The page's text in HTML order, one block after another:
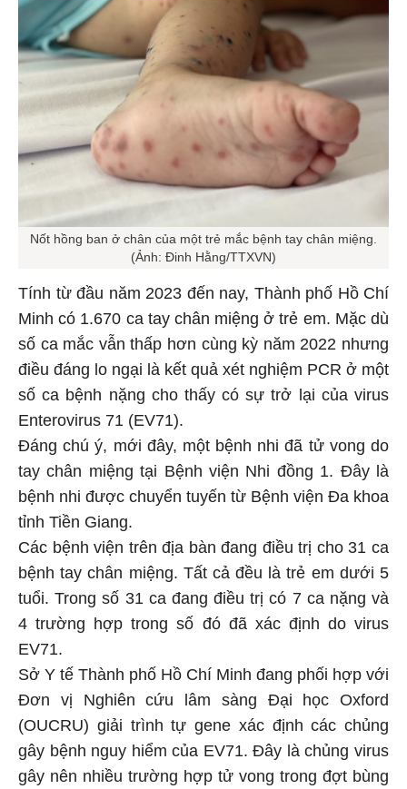
Nốt hồng ban ở chân của một trẻ mắc bệnh tay chân miệng.
(Ảnh: Đinh Hằng/TTXVN)
Tính từ đầu năm 2023 đến nay, Thành phố Hồ Chí
Minh có 1.670 ca tay chân miệng ở trẻ em. Mặc dù
số ca mắc vẫn thấp hơn cùng kỳ năm 2022 nhưng
điều đáng lo ngại là kết quả xét nghiệm PCR ở một
số ca bệnh nặng cho thấy có sự trở lại của virus
Enterovirus 71 (EV71).
Đáng chú ý, mới đây, một bệnh nhi đã tử vong do
tay chân miệng tại Bệnh viện Nhi đồng 1. Đây là
bệnh nhi được chuyển tuyến từ Bệnh viện Đa khoa
tỉnh Tiền Giang.
Các bệnh viện trên địa bàn đang điều trị cho 31 ca
bệnh tay chân miệng. Tất cả đều là trẻ em dưới 5
tuổi. Trong số 31 ca đang điều trị có 7 ca nặng và
4 trường hợp trong số đó đã xác định do virus
EV71.
Sở Y tế Thành phố Hồ Chí Minh đang phối hợp với
Đơn vị Nghiên cứu lâm sàng Đại học Oxford
(OUCRU) giải trình tự gene xác định các chủng
gây bệnh nguy hiểm của EV71. Đây là chủng virus
gây nên nhiều trường hợp tử vong trong đợt bùng